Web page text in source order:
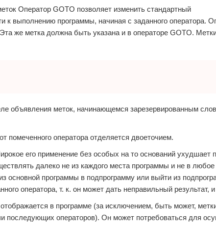
Оператор GOTO позволяет изменить стандартный
к выполнению программы, начиная с заданного оператора.
же метка должна быть указана и в операторе GOTO.
объявления меток, начинающемся зарезервированным
помеченного оператора отделяется двоеточием.
его применение без особых на то оснований ухудшает
далеко не из каждого места программы и не в
основной программы в подпрограмму или выйти из
оператора, т. к. он может дать неправильный результат, и
в программе (за исключением, быть может,
операторов). Он может потребоваться для